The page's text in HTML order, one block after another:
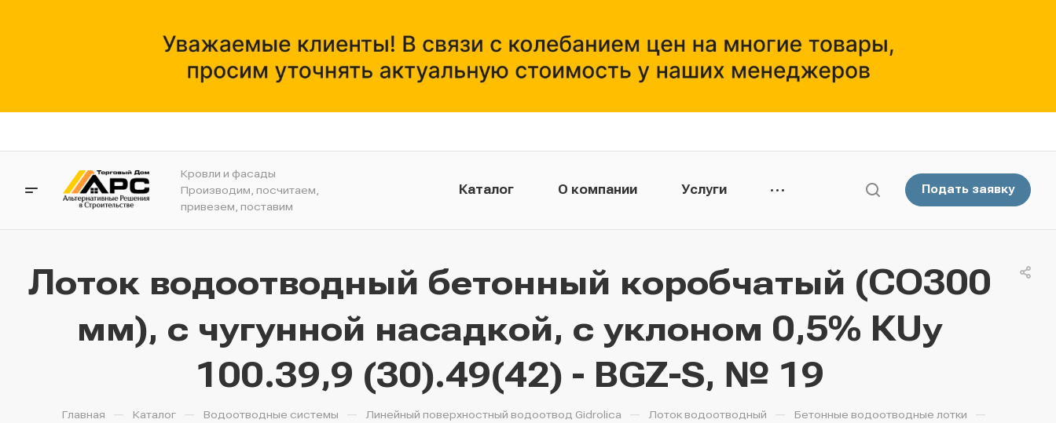
Кровли и фасады
Производим, посчитаем,
привезем, поставим
Каталог О компании Услуги Подать заявку
Лоток водоотводный бетонный коробчатый (СО300
мм), с чугунной насадкой, с уклоном 0,5% КUу
100.39,9 (30).49(42) - BGZ-S, № 19
Главная — Каталог — Водоотводные системы — Линейный поверхностный водоотвод Gidrolica — Лоток водоотводный — Бетонные водоотводные лотки —